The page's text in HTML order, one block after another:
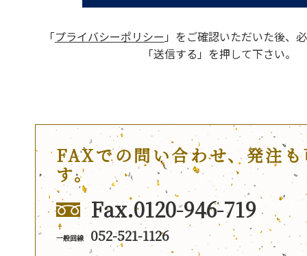
「プライバシーポリシー 」をご確認いただいた後、
「送信する」を押して下さい。
FAXでの問い合わせ、発注
す。
Fax.0120-946-719
一般回線 052-521-1126